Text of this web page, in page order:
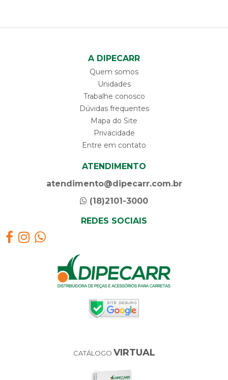
A DIPECARR
Quem somos
Unidades
Trabalhe conosco
Dúvidas frequentes
Mapa do Site
Privacidade
Entre em contato
ATENDIMENTO
atendimento@dipecarr.com.br
(18)2101-3000
REDES SOCIAIS
CATÁLOGO VIRTUAL